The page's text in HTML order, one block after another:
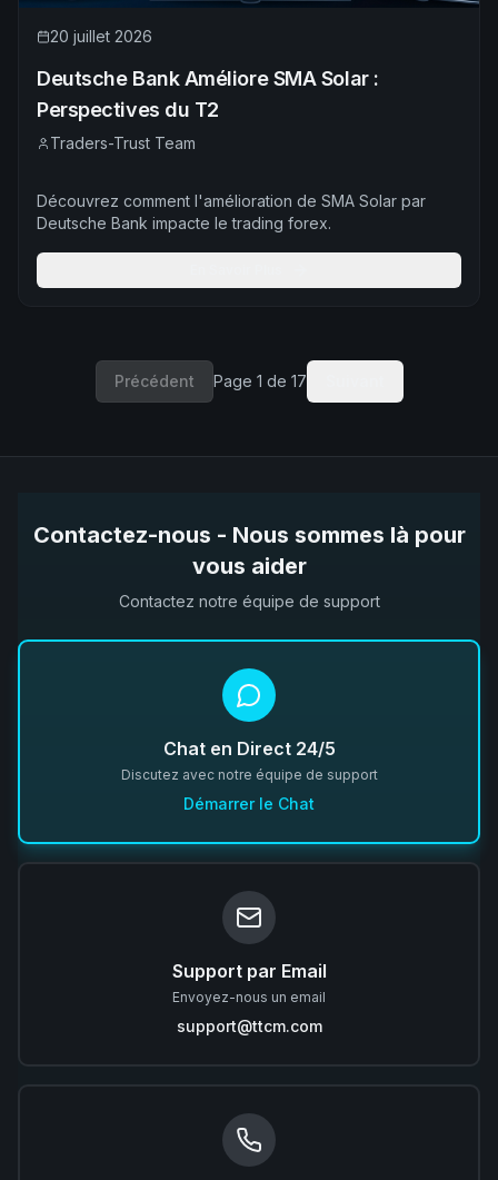
20 juillet 2026
Deutsche Bank Améliore SMA Solar :
Perspectives du T2
Traders-Trust Team
Découvrez comment l'amélioration de SMA Solar par
Deutsche Bank impacte le trading forex.
Précédent Page 1 de 17
Contactez-nous - Nous sommes là pour
vous aider
Contactez notre équipe de support
Chat en Direct 24/5
Discutez avec notre équipe de support
Démarrer le Chat
Support par Email
Envoyez-nous un email
support@ttcm.com